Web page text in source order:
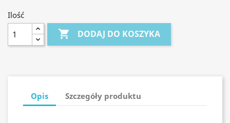
Ilość
 DODAJ DO KOSZYKA
Opis Szczegóły produktu